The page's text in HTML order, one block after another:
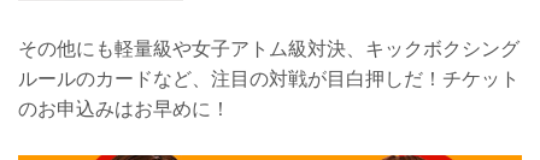
その他にも軽量級や女子アトム級対決、キックボクシング
ルールのカードなど、注目の対戦が目白押しだ！チケット
のお申込みはお早めに！